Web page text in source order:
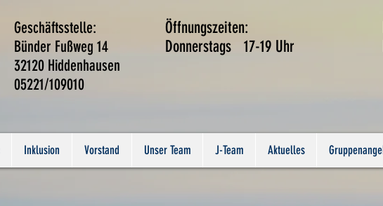
Geschäftsstelle:
Bünder Fußweg 14
32120 Hiddenhausen
05221/109010
Öffnungszeiten:
Donnerstags 17-19 Uhr
Inklusion Vorstand Unser Team J-Team Aktuelles